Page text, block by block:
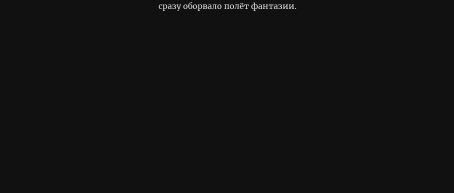
сразу оборвало полёт фантазии.